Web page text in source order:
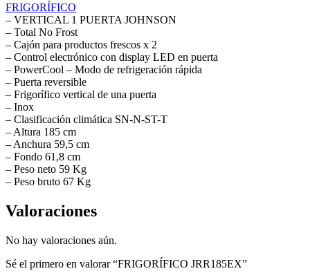
FRIGORÍFICO
– VERTICAL 1 PUERTA JOHNSON
– Total No Frost
– Cajón para productos frescos x 2
– Control electrónico con display LED en puerta
– PowerCool – Modo de refrigeración rápida
– Puerta reversible
– Frigorífico vertical de una puerta
– Inox
– Clasificación climática SN-N-ST-T
– Altura 185 cm
– Anchura 59,5 cm
– Fondo 61,8 cm
– Peso neto 59 Kg
– Peso bruto 67 Kg
Valoraciones
No hay valoraciones aún.
Sé el primero en valorar “FRIGORÍFICO JRR185EX”